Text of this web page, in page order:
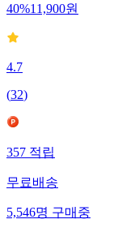
40%11,900원
4.7
(32)
357적립
무료배송
5,546명구매중